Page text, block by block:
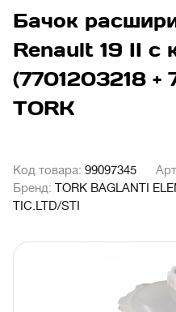
Бачок
Renault 19 II с
(7701203218 +
TORK
Код товара: 99097345
Бренд: TORK BAGLANTI
TIC.LTD/STI